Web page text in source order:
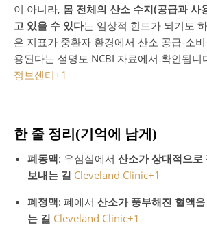
이 아니라, 몸 전체의 산소 수지(공급과 사
고 있을 수 있다는 임상적 힌트가 되기도
은 지표가 중환자 환경에서 산소 공급-소
용된다는 설명도 NCBI 자료에서 확인됩니
정보센터+1
한 줄 정리(기억에 남게)
폐동맥: 우심실에서 산소가 상대적으로
보내는 길 Cleveland Clinic+1
폐정맥: 폐에서 산소가 풍부해진 혈액을
는 길 Cleveland Clinic+1